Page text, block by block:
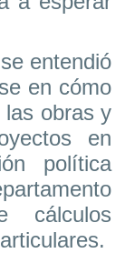
entendió
en cómo
las obras y
en
política
cálculos